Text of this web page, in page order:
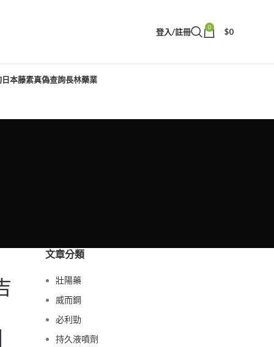
登入/註冊 0 $0
日本藤素真偽查詢長林藥業
文章分類
壯陽藥
威而鋼
必利勁
持久液噴劑